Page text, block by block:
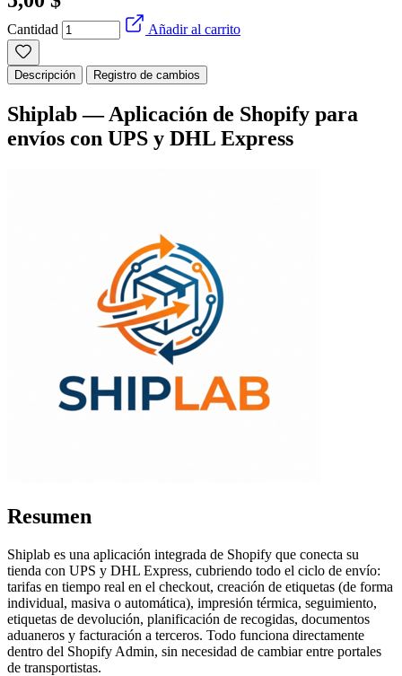
Cantidad Añadir al carrito
Descripción Registro de cambios
Shiplab — Aplicación de Shopify para
envíos con UPS y DHL Express
Resumen
Shiplab es una aplicación integrada de Shopify que conecta su
tienda con UPS y DHL Express, cubriendo todo el ciclo de envío:
tarifas en tiempo real en el checkout, creación de etiquetas (de forma
individual, masiva o automática), impresión térmica, seguimiento,
etiquetas de devolución, planificación de recogidas, documentos
aduaneros y facturación a terceros. Todo funciona directamente
dentro del Shopify Admin, sin necesidad de cambiar entre portales
de transportistas.